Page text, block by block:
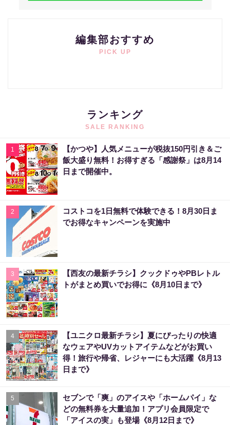
編集部おすすめ
PICK UP
ランキング
SALE RANKING
1
【かつや】人気メニューが税抜150円引き＆ご
飯大盛り無料！お得すぎる「感謝祭」は8月14
日まで開催中。
2
コストコを1日無料で体験できる！8月30日ま
でお得なキャンペーンを実施中
3
【西友の最新チラシ】クックドゥやPBレトル
トがまとめ買いでお得に《8月10日まで》
4
【ユニクロ最新チラシ】夏にぴったりの快適
なウェアやUVカットアイテムなどがお買い
得！旅行や帰省、レジャーにも大活躍《8月13
日まで》
5
セブンで「爽」のアイスや「ホームパイ」な
どの無料券を大量追加！アプリ会員限定で
「アイスの実」も登場《8月12日まで》